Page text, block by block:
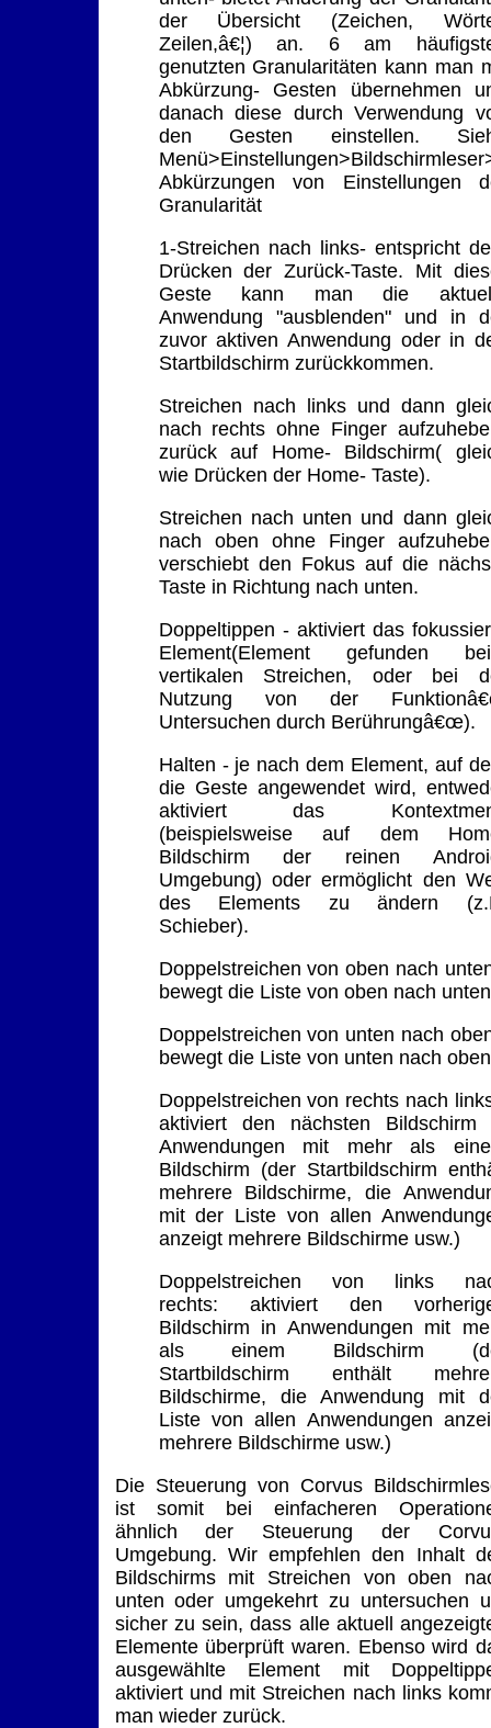
der Übersicht (Zeichen,
Zeilen,â€¦) an. 6 am
genutzten Granularitäten kann man
Abkürzung- Gesten übernehmen
danach diese durch Verwendung
den Gesten einstellen.
Abkürzungen von Einstellungen
Granularität
1-Streichen nach links- entspricht
Drücken der Zurück-Taste. Mit
Geste kann man die
Anwendung "ausblenden" und in
zuvor aktiven Anwendung oder in
Startbildschirm zurückkommen.
Streichen nach links und dann
nach rechts ohne Finger
zurück auf Home- Bildschirm(
wie Drücken der Home- Taste).
Streichen nach unten und dann
nach oben ohne Finger
verschiebt den Fokus auf die
Taste in Richtung nach unten.
Doppeltippen - aktiviert das
Element(Element gefunden
vertikalen Streichen, oder bei
Nutzung von der
Untersuchen durch Berührungâ€œ).
Halten - je nach dem Element, auf
die Geste angewendet wird,
aktiviert das
(beispielsweise auf dem
Bildschirm der reinen
Umgebung) oder ermöglicht den
des Elements zu ändern
Schieber).
Doppelstreichen von oben nach
bewegt die Liste von oben nach
Doppelstreichen von unten nach
bewegt die Liste von unten nach
Doppelstreichen von rechts nach
aktiviert den nächsten Bildschirm
Anwendungen mit mehr als
Bildschirm (der Startbildschirm
mehrere Bildschirme, die
mit der Liste von allen
anzeigt mehrere Bildschirme usw.)
Doppelstreichen von links
rechts: aktiviert den
Bildschirm in Anwendungen mit
als einem Bildschirm
Startbildschirm enthält
Bildschirme, die Anwendung mit
Liste von allen Anwendungen
mehrere Bildschirme usw.)
Die Steuerung von Corvus
ist somit bei einfacheren
ähnlich der Steuerung der
Umgebung. Wir empfehlen den Inhalt
Bildschirms mit Streichen von oben
unten oder umgekehrt zu untersuchen
sicher zu sein, dass alle aktuell
Elemente überprüft waren. Ebenso wird
ausgewählte Element mit
aktiviert und mit Streichen nach links
man wieder zurück.